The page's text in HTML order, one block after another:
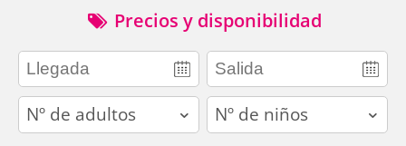
Precios y disponibilidad
adults children